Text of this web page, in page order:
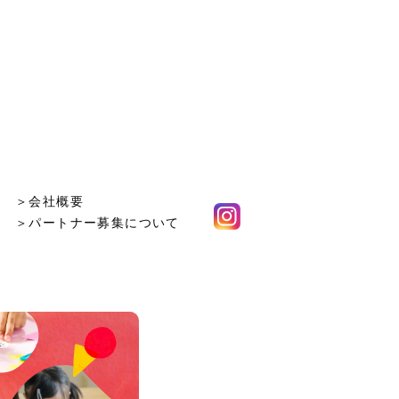
＞会社概要
＞パートナー募集について